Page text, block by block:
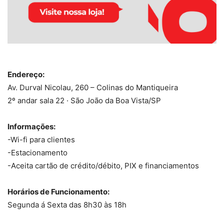
Endereço:
Av. Durval Nicolau, 260 – Colinas do Mantiqueira
2º andar sala 22 · São João da Boa Vista/SP
Informações:
-Wi-fi para clientes
-Estacionamento
-Aceita cartão de crédito/débito, PIX e financiamentos
Horários de Funcionamento:
Segunda á Sexta das 8h30 às 18h